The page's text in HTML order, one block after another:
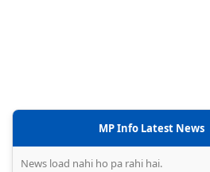
MP Info Latest News
News load nahi ho pa rahi hai.